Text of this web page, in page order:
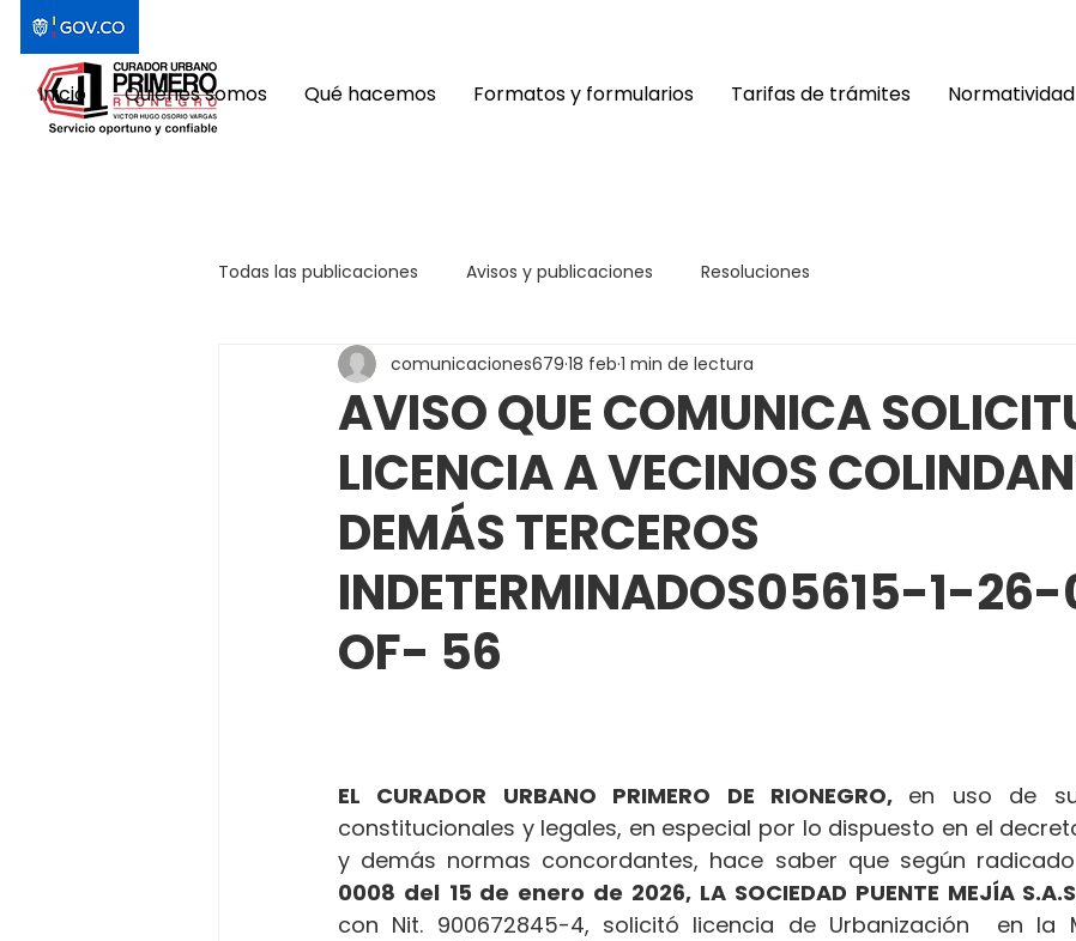
Inicio Quiénes somos Qué hacemos Formatos y formularios Tarifas de trámites Normatividad
Todas las publicaciones Avisos y publicaciones Resoluciones
AVISO QUE COMUNICA
LICENCIA A VECINOS
DEMÁS TERCEROS
INDETERMINADOS05615-1-
OF- 56
comunicaciones679 18 feb 1 min de lectura
EL CURADOR URBANO PRIMERO DE RIONEGRO, en uso de
constitucionales y legales, en especial por lo dispuesto en el
y demás normas concordantes, hace saber que según radicado
0008 del 15 de enero de 2026, LA SOCIEDAD PUENTE MEJÍA
con Nit. 900672845-4, solicitó licencia de Urbanización  en la